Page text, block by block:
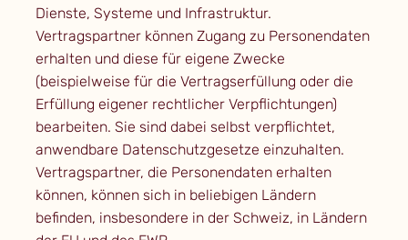
Dienste, Systeme und Infrastruktur.
Vertragspartner können Zugang zu Personendaten
erhalten und diese für eigene Zwecke
(beispielweise für die Vertragserfüllung oder die
Erfüllung eigener rechtlicher Verpflichtungen)
bearbeiten. Sie sind dabei selbst verpflichtet,
anwendbare Datenschutzgesetze einzuhalten.
Vertragspartner, die Personendaten erhalten
können, können sich in beliebigen Ländern
befinden, insbesondere in der Schweiz, in Ländern